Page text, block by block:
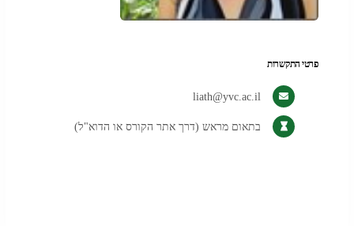
פרטי התקשרות
liath@yvc.ac.il
בתאום מראש (דרך אתר הקורס או הדוא"ל)